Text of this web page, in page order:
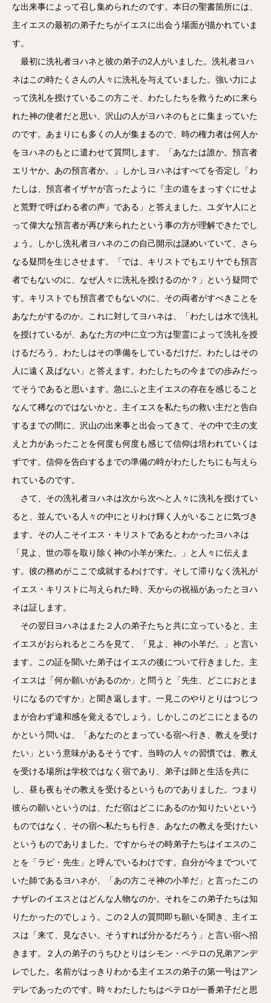
な出来事によって召し集められたのです。本日の聖書箇所には、
主イエスの最初の弟子たちがイエスに出会う場面が描かれていま
す。
最初に洗礼者ヨハネと彼の弟子の2人がいました。洗礼者ヨハ
ネはこの時たくさんの人々に洗礼を与えていました。強い力によ
って洗礼を授けているこの方こそ、わたしたちを救うために来ら
れた神の使者だと思い、沢山の人がヨハネのもとに集まっていた
のです。あまりにも多くの人が集まるので、時の権力者は何人か
をヨハネのもとに遣わせて質問します。「あなたは誰か。預言者
エリヤか。あの預言者か。」しかしヨハネはすべてを否定し「わ
たしは、預言者イザヤが言ったように『主の道をまっすぐにせよ
と荒野で呼ばわる者の声』である」と答えました。ユダヤ人にと
って偉大な預言者が再び来られたという事の方が理解できたでし
ょう。しかし洗礼者ヨハネのこの自己開示は謎めいていて、さら
なる疑問を生じさせます。「では、キリストでもエリヤでも預言
者でもないのに、なぜ人々に洗礼を授けるのか？」という疑問で
す。キリストでも預言者でもないのに、その両者がすべきことを
あなたがするのか。これに対してヨハネは、「わたしは水で洗礼
を授けているが、あなた方の中に立つ方は聖霊によって洗礼を授
けるだろう。わたしはその準備をしているだけだ。わたしはその
人に遠く及ばない」と答えます。わたしたちの今までの歩みだっ
てそうであると思います。急にふと主イエスの存在を感じること
なんて稀なのではないかと。主イエスを私たちの救い主だと告白
するまでの間に、沢山の出来事と出会ってきて、その中で主の支
えと力があったことを何度も何度も感じて信仰は培われていくは
ずです。信仰を告白するまでの準備の時がわたしたちにも与えら
れているのです。
さて、その洗礼者ヨハネは次から次へと人々に洗礼を授けてい
ると、並んでいる人々の中にとりわけ輝く人がいることに気づき
ます。その人こそイエス・キリストであるとわかったヨハネは
「見よ、世の罪を取り除く神の小羊が来た。」と人々に伝えま
す。彼の務めがここで成就するわけです。そして滞りなく洗礼が
イエス・キリストに与えられた時、天からの祝福があったとヨハ
ネは証します。
その翌日ヨハネはまた２人の弟子たちと共に立っていると、主
イエスがおられるところを見て、「見よ、神の小羊だ。」と言い
ます。この証を聞いた弟子はイエスの後について行きました。主
イエスは「何か願いがあるのか」と問うと「先生、どこにおとま
りになるのですか」と聞き返します。一見このやりとりはつじつ
まが合わず違和感を覚えるでしょう。しかしこのどこにとまるの
かという問いは、「あなたのとまっている宿へ行き、教えを受け
たい」という意味があるそうです。当時の人々の習慣では、教え
を受ける場所は学校ではなく宿であり、弟子は師と生活を共に
し、昼も夜もその教えを受けるというものでありました。つまり
彼らの願いというのは、ただ宿はどこにあるのか知りたいという
ものではなく、その宿へ私たちも行き、あなたの教えを受けたい
というものでありました。ですからその時弟子たちはイエスのこ
とを「ラビ・先生」と呼んでいるわけです。自分が今までついて
いた師であるヨハネが、「あの方こそ神の小羊だ」と言ったこの
ナザレのイエスとはどんな人物なのか。それをこの弟子たちは知
りたかったのでしょう。この２人の質問即ち願いを聞き、主イエ
スは「来て、見なさい。そうすれば分かるだろう」と言い宿へ招
きます。２人の弟子のうちひとりはシモン・ペテロの兄弟アンデ
レでした。名前がはっきりわかる主イエスの弟子の第一号はアン
デレであったのです。時々わたしたちはペテロが一番弟子だと思